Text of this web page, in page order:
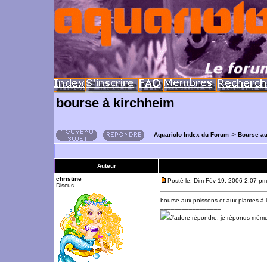
bourse à kirchheim
Aquariolo Index du Forum -> Bourse
Auteur
christine
Discus
Posté le: Dim Fév 19, 2006 2:07 pm
bourse aux poissons et aux plantes à
J'adore répondre. je réponds